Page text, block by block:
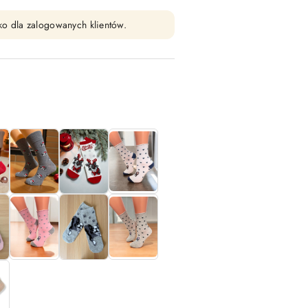
dla zalogowanych klientów.